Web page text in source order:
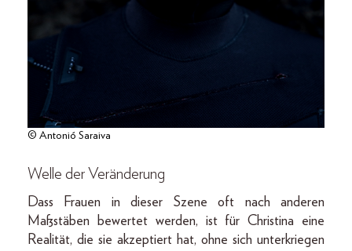
© Antonió Saraiva
Welle der Veränderung
Dass Frauen in dieser Szene oft nach anderen
Maßstäben bewertet werden, ist für Christina eine
Realität, die sie akzeptiert hat, ohne sich unterkriegen